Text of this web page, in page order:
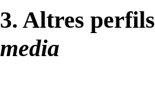
3. Altres
media